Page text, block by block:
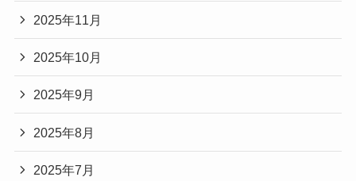
2025年11月
2025年10月
2025年9月
2025年8月
2025年7月